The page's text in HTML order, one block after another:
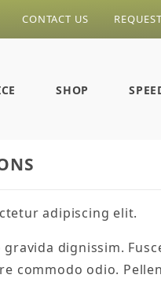
CONTACT US
SHOP
adipiscing elit.
dignissim.
commodo odio.